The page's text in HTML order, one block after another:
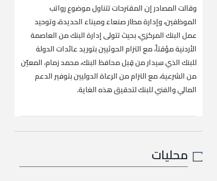
وقالت المصادر إن المقترحات تتناول موضوع رواتب
الموظفين، وإدارة مطار صنعاء وميناء الحديدة، وتوحيد
عمل البنك المركزي، بحيث تتولى إدارة البنك من العاصمة
الأردنية مؤقتاً، مع التزام الحوثيين بتوريد عائدات الدولة
للبنك الذي سيدار من قِبل محافظ البنك، محمد زمام، المعيّن
من الشرعية، مع التزام من الرعاة الدوليين بتوفير الدعم
المالي والفني للبنك لتحقيق هذه الغاية.
محليات